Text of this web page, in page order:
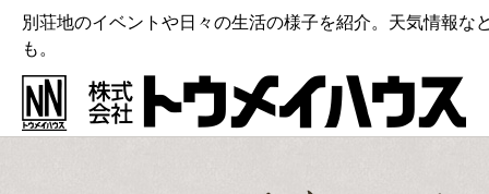
別荘地のイベントや日々の生活の様子を紹介。天気情報な
も。